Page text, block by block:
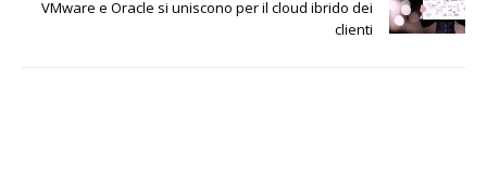
VMware e Oracle si uniscono per il cloud ibrido dei
clienti